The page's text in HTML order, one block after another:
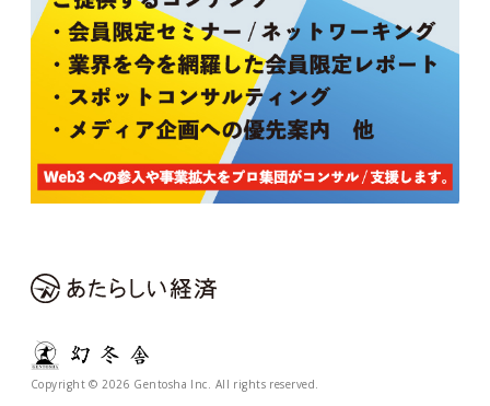
Copyright © 2026 Gentosha Inc. All rights reserved.